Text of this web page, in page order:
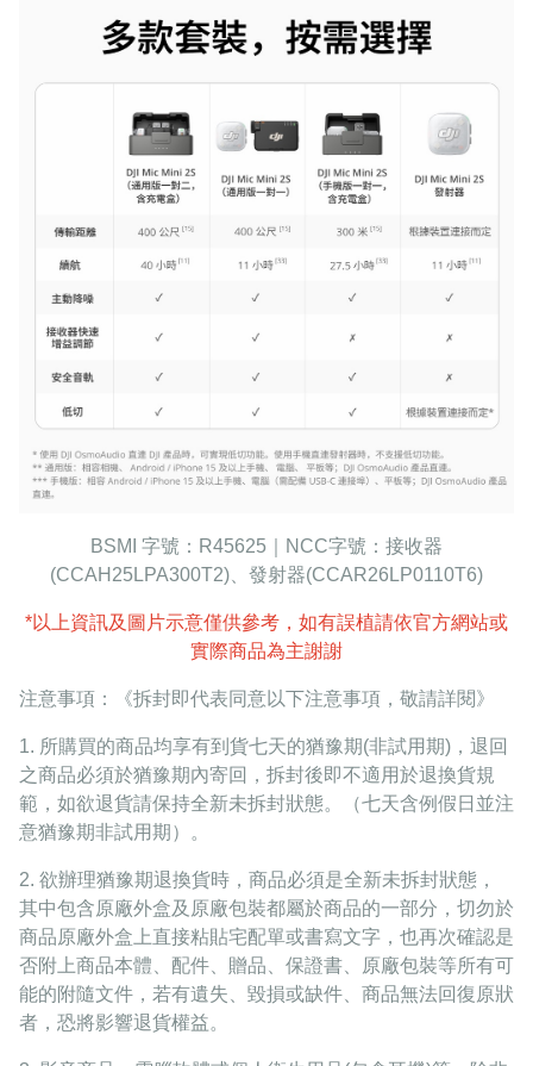
BSMI 字號：R45625｜NCC字號：接收器
(CCAH25LPA300T2)、發射器(CCAR26LP0110T6)
*以上資訊及圖片示意僅供參考，如有誤植請依官方網站或
實際商品為主謝謝
注意事項：《拆封即代表同意以下注意事項，敬請詳閱》
1. 所購買的商品均享有到貨七天的猶豫期(非試用期)，退回
之商品必須於猶豫期內寄回，拆封後即不適用於退換貨規
範，如欲退貨請保持全新未拆封狀態。（七天含例假日並注
意猶豫期非試用期）。
2. 欲辦理猶豫期退換貨時，商品必須是全新未拆封狀態，
其中包含原廠外盒及原廠包裝都屬於商品的一部分，切勿於
商品原廠外盒上直接粘貼宅配單或書寫文字，也再次確認是
否附上商品本體、配件、贈品、保證書、原廠包裝等所有可
能的附隨文件，若有遺失、毀損或缺件、商品無法回復原狀
者，恐將影響退貨權益。